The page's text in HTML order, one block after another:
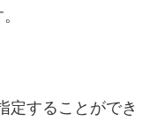
定することができ